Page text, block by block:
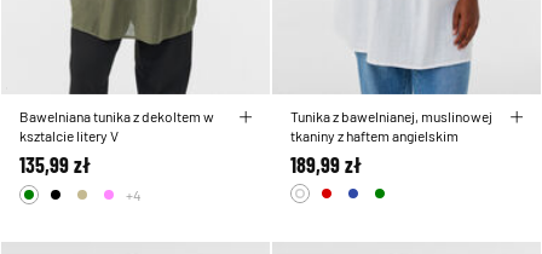
Bawelniana tunika z dekoltem w
ksztalcie litery V
135,99 zł
+4
Tunika z bawelnianej, muslinowej
tkaniny z haftem angielskim
189,99 zł